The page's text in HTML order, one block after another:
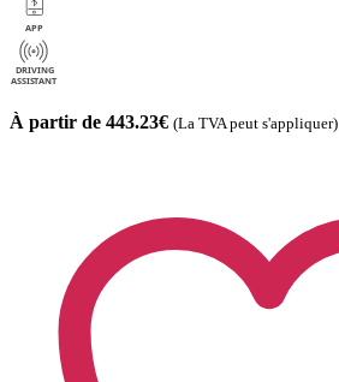
À partir de 443.23€ (La TVA peut s'appliquer)